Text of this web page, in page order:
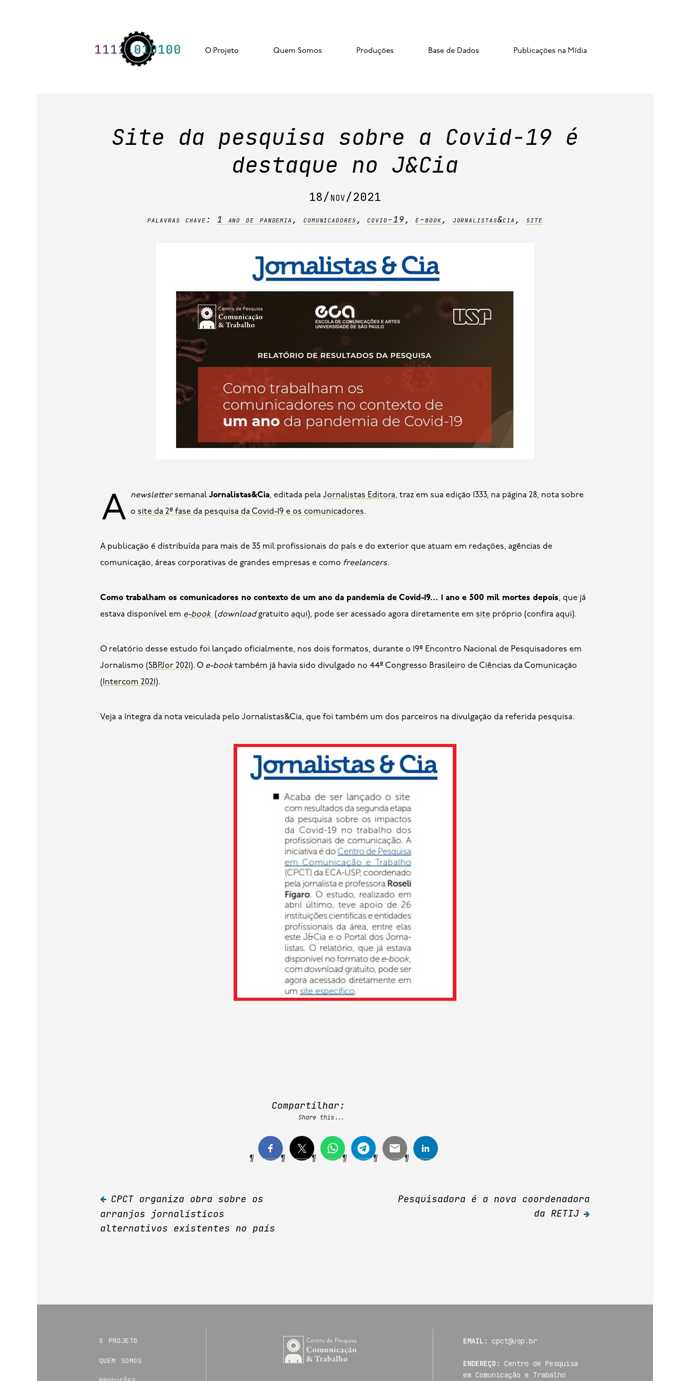
O Projeto Quem Somos Produções Base de Dados Publicações na Mídia
Site da pesquisa sobre a Covid-19 é
destaque no J&Cia
18/nov/2021
palavras chave: 1 ano de pandemia , comunicadores,covid-19,e-book, jornalistas&cia , site
A newslettersemanal Jornalistas&Cia, editada pela Jornalistas Editora, traz em sua edição 1333, na página 28, nota sobre
o site da 2ª fase da pesquisa da Covid-19 e os comunicadores.
A publicação é distribuída para mais de 35 mil profissionais do país e do exterior que atuam em redações, agências de
comunicação, áreas corporativas de grandes empresas e como freelancers.
Como trabalham os comunicadores no contexto de um ano da pandemia de Covid-19… 1 ano e 500 mil mortes depois, que já
estava disponível em e-book (downloadgratuito aqui), pode ser acessado agora diretamente em site próprio (confira aqui).
O relatório desse estudo foi lançado oficialmente, nos dois formatos, durante o 19º Encontro Nacional de Pesquisadores em
Jornalismo (SBPJor 2021). O e-booktambém já havia sido divulgado no 44º Congresso Brasileiro de Ciências da Comunicação
(Intercom 2021).
Veja a íntegra da nota veiculada pelo Jornalistas&Cia, que foi também um dos parceiros na divulgação da referida pesquisa.
Compartilhar:
Share this...
Navegação
de
CPCT organiza obra sobre os
arranjos jornalísticos
alternativos existentes no país
Pesquisadora é a nova coordenadora
da RETIJ
o projeto
quem somos
EMAIL: cpct@usp.br
ENDEREÇO:
Centro de Pesquisa
em Comunicação e Trabalho